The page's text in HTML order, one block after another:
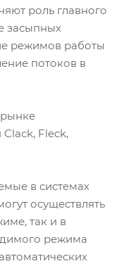
роль главного
засыпных
режимов работы
потоков в
Fleck,
в системах
осуществлять
так и в
режима